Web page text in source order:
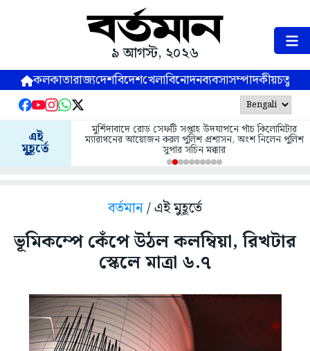
৯ আগস্ট, ২০২৬
কলকাতারাজ্যদেশবিদেশখেলাবিনোদনব্যবসাসম্পাদকীয়
এই
মুহূর্তে
মুর্শিদাবাদে রোড সেফটি সপ্তাহ উদযাপনে পাঁচ কিলোমিটার
ম্যারাথনের আয়োজন করল পুলিশ প্রশাসন, অংশ নিলেন পুলিশ
সুপার সচিন মক্কার
বর্তমান/ এই মুহূর্তে
ভূমিকম্পে কেঁপে উঠল কলম্বিয়া, রিখটার
স্কেলে মাত্রা ৬.৭